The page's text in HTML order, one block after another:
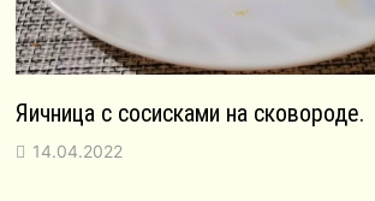
Яичница с сосисками на сковороде.
14.04.2022